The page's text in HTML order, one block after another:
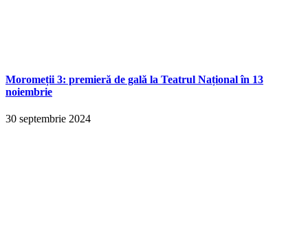
Moromeții 3: premieră de gală la Teatrul Național în 13
noiembrie
30 septembrie 2024